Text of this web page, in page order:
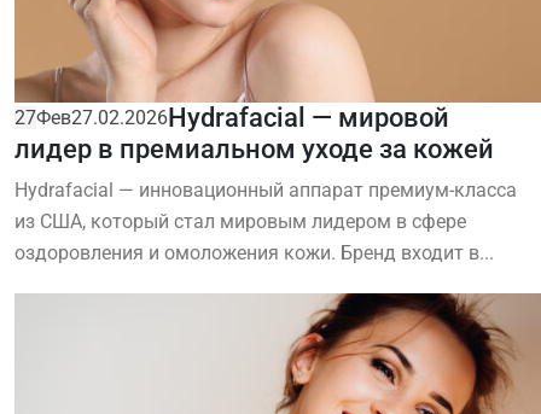
27Фев27.02.2026Hydrafacial — мировой
лидер в премиальном уходе за кожей
Hydrafacial — инновационный аппарат премиум-класса
из США, который стал мировым лидером в сфере
оздоровления и омоложения кожи. Бренд входит в...